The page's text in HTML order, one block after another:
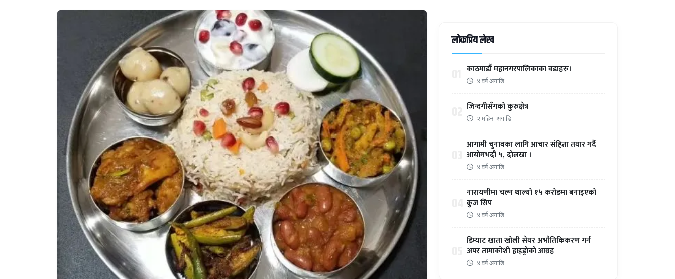
लोकप्रिय लेख
काठमाडौँ महानगरपालिकाका वडाहरु।
४ वर्ष अगाडि
जिन्दगीसँगको कुरुक्षेत्र
२ महिना अगाडि
आगामी चुनावका लागि आचार संहिता तयार गर्दै
आयोगभदौ ५, दोलखा ।
४ वर्ष अगाडि
नारायणीमा चल्न थाल्यो १५ करोडमा बनाइएको
क्रुज सिप
४ वर्ष अगाडि
डिम्याट खाता खोली सेयर अभौतिकिकरण गर्न
अपर तामाकोशी हाइड्रोको आग्रह
४ वर्ष अगाडि